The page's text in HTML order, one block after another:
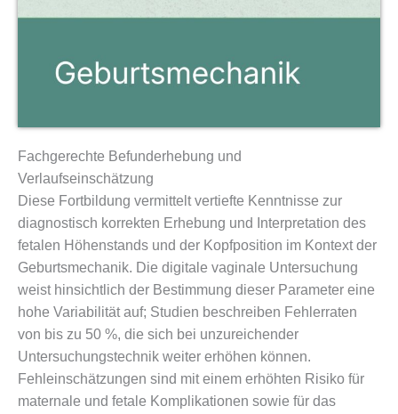
Fachgerechte Befunderhebung und
Verlaufseinschätzung
Diese Fortbildung vermittelt vertiefte Kenntnisse zur
diagnostisch korrekten Erhebung und Interpretation des
fetalen Höhenstands und der Kopfposition im Kontext der
Geburtsmechanik. Die digitale vaginale Untersuchung
weist hinsichtlich der Bestimmung dieser Parameter eine
hohe Variabilität auf; Studien beschreiben Fehlerraten
von bis zu 50 %, die sich bei unzureichender
Untersuchungstechnik weiter erhöhen können.
Fehleinschätzungen sind mit einem erhöhten Risiko für
maternale und fetale Komplikationen sowie für das